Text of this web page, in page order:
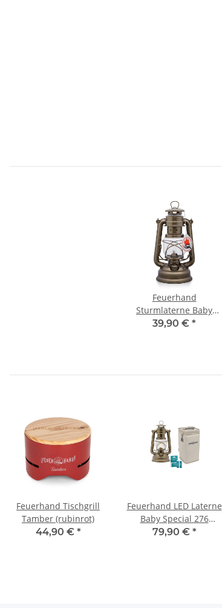
Feuerhand
Sturmlaterne Baby
Special 276 (Bronze)
39,90 € *
Feuerhand Tischgrill
Tamber (rubinrot)
44,90 € *
Feuerhand LED Laterne
Baby Special 276
Bronze inkl. Tasche
79,90 € *